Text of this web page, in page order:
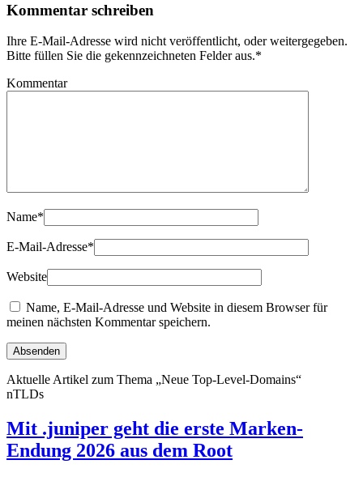
Kommentar schreiben
Ihre E-Mail-Adresse wird nicht veröffentlicht, oder weitergegeben.
Bitte füllen Sie die gekennzeichneten Felder aus.*
Kommentar
Name*
E-Mail-Adresse*
Website
Name, E-Mail-Adresse und Website in diesem Browser für
meinen nächsten Kommentar speichern.
Aktuelle Artikel zum Thema „Neue Top-Level-Domains“
nTLDs
Mit .juniper geht die erste Marken-
Endung 2026 aus dem Root